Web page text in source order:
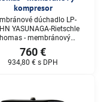
kompresor
dúchadlo LP-
YASUNAGA-Rietschle
- membránový
Dodací termín: do 3-4
dní, Cena na dopyt.
760 €
934,80 € s DPH